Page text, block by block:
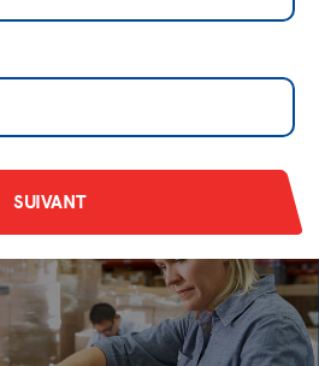
SUIVANT